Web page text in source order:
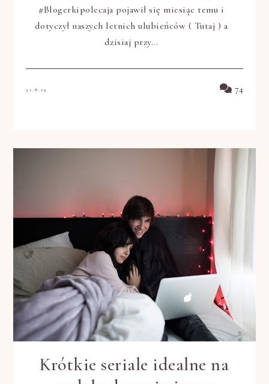
#Blogerkipolecaja pojawił się miesiąc temu i
dotyczył naszych letnich ulubieńców ( Tutaj ) a
dzisiaj przy…
31.8.19 74
Krótkie seriale idealne na